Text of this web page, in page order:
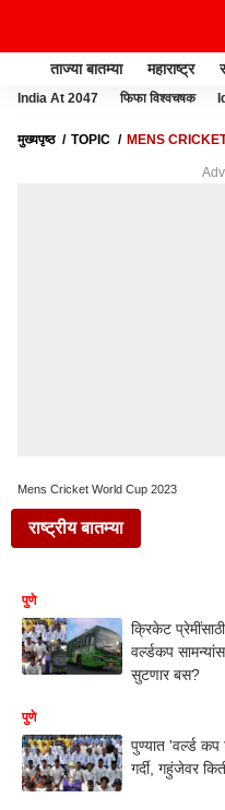
ताज्या बातम्या महाराष्ट्र
India At 2047 फिफा विश्वचषक
मुख्यपृष्ठ TOPIC MENS
Mens Cricket World Cup 2023
राष्ट्रीय बातम्या
पुणे
क्रिकेट
वर्ल्डकप
सुटणार बस?
पुणे
पुण्यात 'वर्ल्ड कप
गर्दी, गहुंजेवर